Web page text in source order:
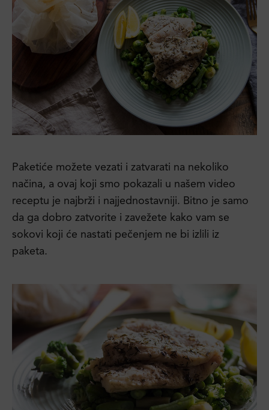
Paketiće možete vezati i zatvarati na nekoliko
načina, a ovaj koji smo pokazali u našem video
receptu je najbrži i najjednostavniji. Bitno je samo
da ga dobro zatvorite i zavežete kako vam se
sokovi koji će nastati pečenjem ne bi izlili iz
paketa.